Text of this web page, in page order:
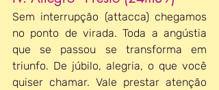
Sem interrupção (attacca) chegamos
no ponto de virada. Toda a angústia
que se passou se transforma em
triunfo. De júbilo, alegria, o que você
quiser chamar. Vale prestar atenção